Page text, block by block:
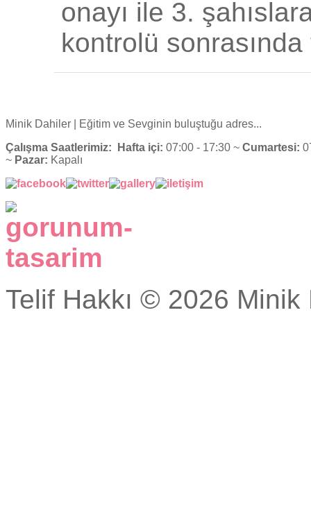
onayı ile 3.
kontrolü
Minik Dahiler | Eğitim ve Sevginin buluştuğu adres...
Çalışma Saatlerimiz:
Hafta içi: 07:00 - 17:30 ~ Cumartesi:
~ Pazar: Kapalı
Telif Hakkı © 2026 Minik